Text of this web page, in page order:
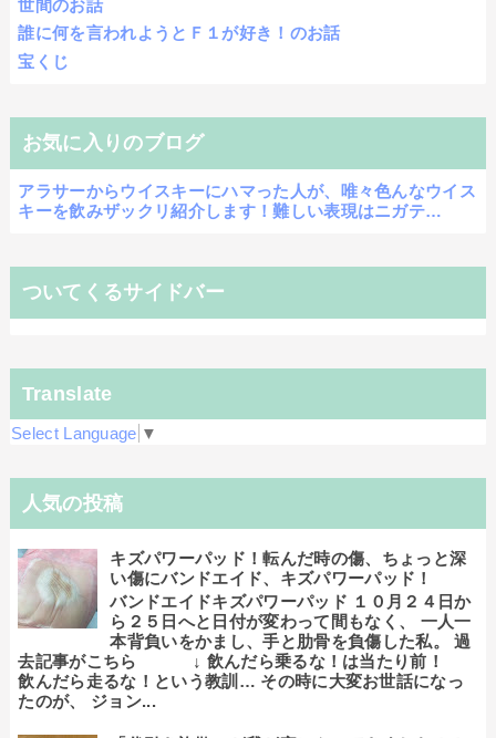
世間のお話
誰に何を言われようとＦ１が好き！のお話
宝くじ
お気に入りのブログ
アラサーからウイスキーにハマった人が、唯々色んなウイス
キーを飲みザックリ紹介します！難しい表現はニガテ…
ついてくるサイドバー
Translate
Select Language ▼
人気の投稿
キズパワーパッド！転んだ時の傷、ちょっと深
い傷にバンドエイド、キズパワーパッド！
バンドエイドキズパワーパッド １０月２４日か
ら２５日へと日付が変わって間もなく、 一人一
本背負いをかまし、手と肋骨を負傷した私。 過
去記事がこちら ↓ 飲んだら乗るな！は当たり前！
飲んだら走るな！という教訓… その時に大変お世話になっ
たのが、 ジョン...